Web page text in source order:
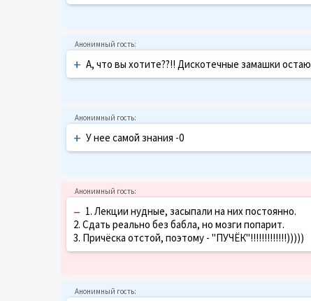
+ А, что вы хотите??!! Дискотечные замашки
+ У нее самой знания -0
– 1. Лекции нудные, засыпали на них постоянно.
2. Сдать реально без бабла, но мозги попарит.
3. Причёска отстой, поэтому - "ПУЧЁК"!!!!!!!!!!!!!)))))